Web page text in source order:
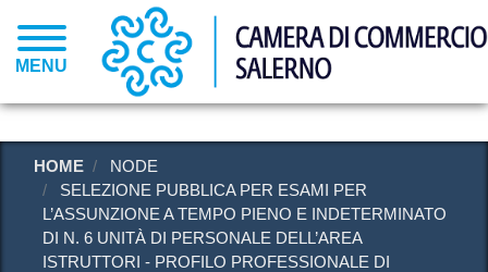
al
contenuto
MENU
HOME
NODE
SELEZIONE PUBBLICA PER ESAMI PER
L’ASSUNZIONE A TEMPO PIENO E INDETERMINATO
DI N. 6 UNITÀ DI PERSONALE DELL’AREA
ISTRUTTORI - PROFILO PROFESSIONALE DI